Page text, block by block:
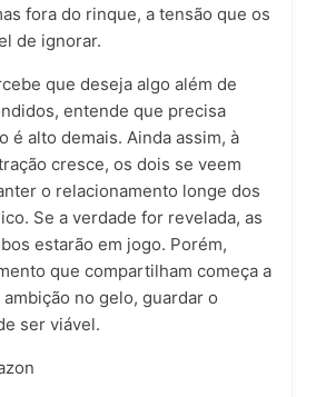
fora do rinque, a tensão que os
de ignorar.
que deseja algo além de
entende que precisa
é alto demais. Ainda assim, à
cresce, os dois se veem
o relacionamento longe dos
Se a verdade for revelada, as
estarão em jogo. Porém,
que compartilham começa a
no gelo, guardar o
ser viável.